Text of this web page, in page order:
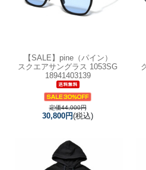
【SALE】 pine（パイン）
スクエアサングラス 1053SG
18941403139
定価44,000円
30,800円(税込)